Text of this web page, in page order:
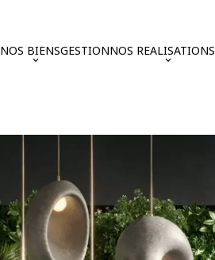
NOS BIENSGESTIONNOS REALISATIONS